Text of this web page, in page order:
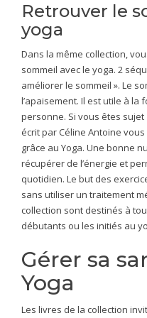
Retrouver le
yoga
Dans la même collection,
sommeil avec le yoga. 2
améliorer le sommeil ». Le
l’apaisement. Il est utile à la
personne. Si vous êtes
écrit par Céline Antoine
grâce au Yoga. Une bonne
récupérer de l’énergie et
quotidien. Le but des
sans utiliser un traitement
collection sont destinés à
débutants ou les initiés au
Gérer sa
Yoga
Les livres de la collection